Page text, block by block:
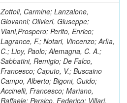
Zottoli, Carmine; Lanzalone,
Giovanni; Olivieri, Giuseppe;
Viani,Prospero; Perito, Enrico;
Lagrance, F.; Notari, Vincenzo; Arlìa,
C.; Lioy, Paolo; Alemagna, C. A.;
Sabbatini, Remigio; De Falco,
Francesco; Caputo, V.; Buscaino
Campo, Alberto; Bigoni, Guido;
Accinelli, Francesco; Mariano,
Raffaele; Persico, Federico; Villari,